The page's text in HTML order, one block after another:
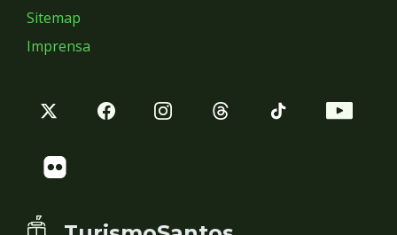
Sitemap
Imprensa